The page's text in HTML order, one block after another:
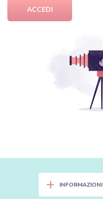
ACCEDI
+ INFORMAZIONI